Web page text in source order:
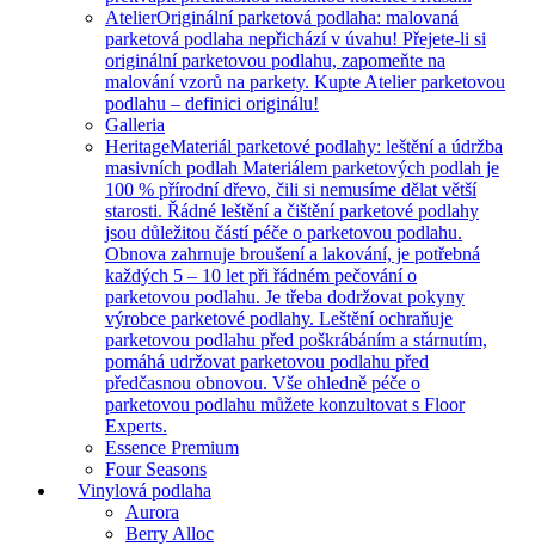
AtelierOriginální parketová podlaha: malovaná
parketová podlaha nepřichází v úvahu! Přejete-li si
originální parketovou podlahu, zapomeňte na
malování vzorů na parkety. Kupte Atelier parketovou
podlahu – definici originálu!
Galleria
HeritageMateriál parketové podlahy: leštění a údržba
masivních podlah Materiálem parketových podlah je
100 % přírodní dřevo, čili si nemusíme dělat větší
starosti. Řádné leštění a čištění parketové podlahy
jsou důležitou částí péče o parketovou podlahu.
Obnova zahrnuje broušení a lakování, je potřebná
každých 5 – 10 let při řádném pečování o
parketovou podlahu. Je třeba dodržovat pokyny
výrobce parketové podlahy. Leštění ochraňuje
parketovou podlahu před poškrábáním a stárnutím,
pomáhá udržovat parketovou podlahu před
předčasnou obnovou. Vše ohledně péče o
parketovou podlahu můžete konzultovat s Floor
Experts.
Essence Premium
Four Seasons
Vinylová podlaha
Aurora
Berry Alloc